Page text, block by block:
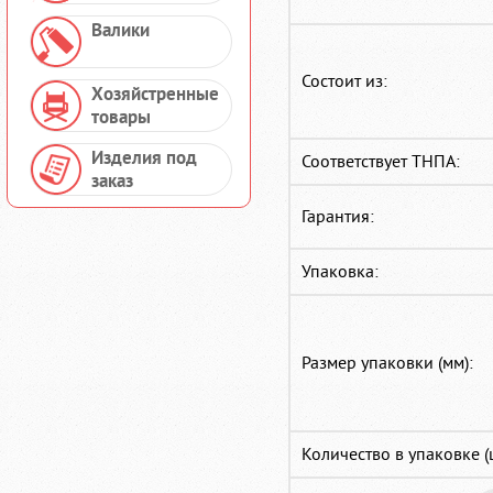
Валики
Хозяйстренные
товары
Изделия под
заказ
Состоит из:
Соответствует ТНПА:
Гарантия:
Упаковка:
Размер упаковки (мм):
Количество в упаковке